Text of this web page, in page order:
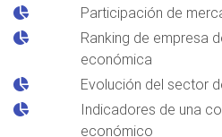
Participación de
Ranking de empresa
económica
Evolución del sector
Indicadores de una
económico